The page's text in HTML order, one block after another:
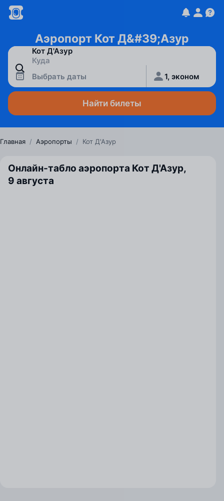
Аэропорт Кот Д&#39;Азур
Выбрать даты 1, эконом
Найти билеты
Главная / Аэропорты / Кот Д'Азур
Онлайн-табло аэропорта Кот Д'Азур,
9 августа